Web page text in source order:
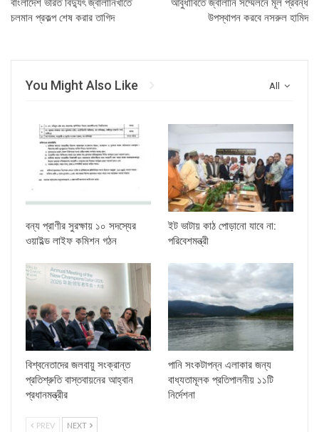
বাংলাদেশ ভারত বিদ্যুৎ জ্বালানিখাতে
চলমান প্রকল্প শেষ করার তাগিদ
আবুধাবিতে জ্বালানি সম্মেলনে মূল প্রবন্ধ
উপস্থাপন করবে নসরুল হামিদ
All
You Might Also Like
বন্য প্রাণীর সুরক্ষায় ১০ সদস্যের
ওয়াইল্ড লাইফ কমিশন গঠন
ইট ভাটায় কাঠ পোড়ানো যাবে না:
পরিবেশমন্ত্রী
বিশ্বনেতাদের জলবায়ু সংক্রান্ত
প্রতিশ্রুতি বাস্তবায়নের আহ্বান
প্রধানমন্ত্রীর
পানি সংকটাপন্ন এলাকার জন্য
বাধ্যতামূলক প্রতিপালনীয় ১১টি
নির্দেশনা
PREV NEXT